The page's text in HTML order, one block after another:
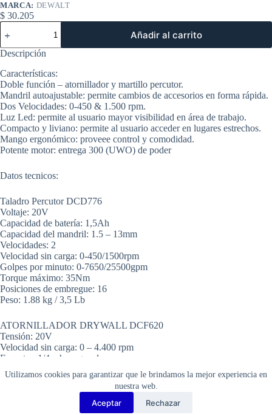
Utilizamos cookies para garantizar que le brindamos la mejor experiencia en
nuestra web.
Aceptar Rechazar
MARCA: DEWALT
$ 30.205
Combo
A
Bateria
20v
Atornillador
+
Taladro.
DeWalt
DCK299D
cantidad
Añadir al carrito
Descripción
Características:
Doble función – atornillador y martillo percutor.
Mandril autoajustable: permite cambios de accesorios en forma rápida.
Dos Velocidades: 0-450 & 1.500 rpm.
Luz Led: permite al usuario mayor visibilidad en área de trabajo.
Compacto y liviano: permite al usuario acceder en lugares estrechos.
Mango ergonómico: proveee control y comodidad.
Potente motor: entrega 300 (UWO) de poder
Datos tecnicos:
Taladro Percutor DCD776
Voltaje: 20V
Capacidad de batería: 1,5Ah
Capacidad del mandril: 1.5 – 13mm
Velocidades: 2
Velocidad sin carga: 0-450/1500rpm
Golpes por minuto: 0-7650/25500gpm
Torque máximo: 35Nm
Posiciones de embregue: 16
Peso: 1.88 kg / 3,5 Lb
ATORNILLADOR DRYWALL DCF620
Tensión: 20V
Velocidad sin carga: 0 – 4.400 rpm
Encastre: 1/4 » hexagonal
Herramienta longitud: 22 cms
Herramienta peso: 1.5 kg
Copyright Barbosa Tools©